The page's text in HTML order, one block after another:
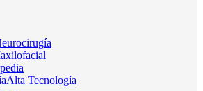
Alta Tecnología